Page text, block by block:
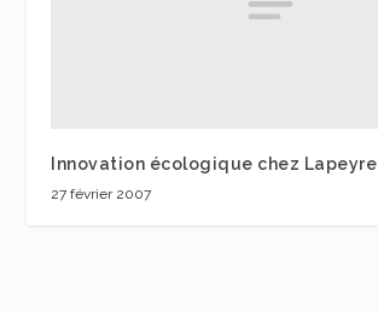
Innovation écologique chez Lapeyre
27 février 2007